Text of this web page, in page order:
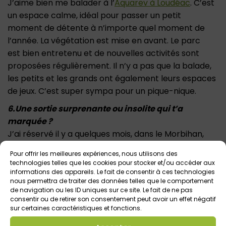
Pour offrir les meilleures expériences, nous utilisons des
technologies telles que les cookies pour stocker et/ou accéder aux
informations des appareils. Le fait de consentir à ces technologies
nous permettra de traiter des données telles que le comportement
de navigation ou les ID uniques sur ce site. Le fait de ne pas
consentir ou de retirer son consentement peut avoir un effet négatif
sur certaines caractéristiques et fonctions.
J’aime bien me balader à l’Aquarev à Loudéac. C’est
un espace calme, idéal pour passer un petit
moment de détente à n’importe quel moment de
l’année. La végétation est mise en avant. Le parc
est bien entretenu et de nouvelles activités sont
proposées régulièrement. Il n’y a pas que la balade,
les petits et les grands ont également leurs espaces
de jeux. C’est super sympa pour un pique-nique.
6.Une sortie surprenante ou insolite qui t’a
marquée ?
J’ai réservé il y a quelques mois, dans le Morbihan,
avec tout le confort moderne et un spa sur la
terrasse. Le site est magnifique, calme et reposant.
Les
hébergements sont vraiment éloignés les uns des
autres. On a vraiment l’impression d’être seuls au
milieu de la forêt. Un joli moment, sans oublier le